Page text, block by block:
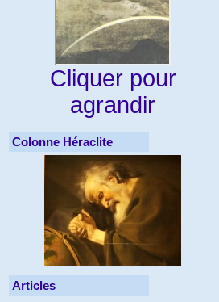
Cliquer pour
agrandir
Colonne Héraclite
Articles